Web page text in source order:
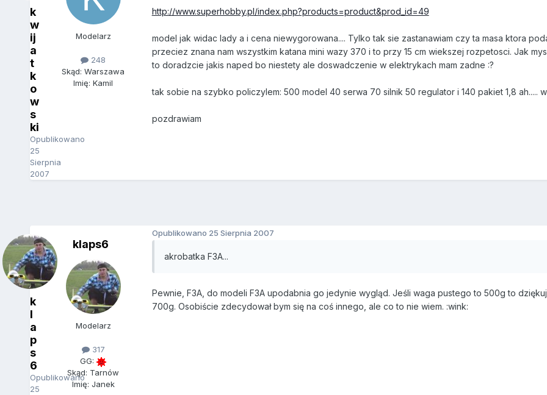
k
w
ij
a
t
k
o
w
s
ki
Opublikowano
25
Sierpnia
2007
Modelarz
248
Skąd: Warszawa
Imię: Kamil
http://www.superhobby.pl/index.php?products=product&prod_id=49
model jak widac lady a i cena niewygorowana.... Tylko tak sie zastanawiam czy ta masa ktora
przeciez znana nam wszystkim katana mini wazy 370 i to przy 15 cm wiekszej rozpetosci. Jak
to doradzcie jakis naped bo niestety ale doswadczenie w elektrykach mam zadne :?
tak sobie na szybko policzylem: 500 model 40 serwa 70 silnik 50 regulator i 140 pakiet 1,8 ah.....
pozdrawiam
k
l
a
p
s
6
Opublikowano
25
klaps6
Modelarz
317
GG:
Skąd: Tarnów
Imię: Janek
Opublikowano 25 Sierpnia 2007
akrobatka F3A...
Pewnie, F3A, do modeli F3A upodabnia go jedynie wygląd. Jeśli waga pustego to 500g to
700g. Osobiście zdecydował bym się na coś innego, ale co to nie wiem. :wink: